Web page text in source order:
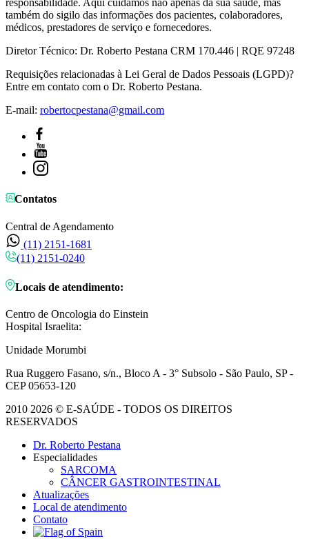
responsabilidade. Aqui cuidamos não apenas da sua saúde, mas
também do sigilo das informações dos pacientes, colaboradores,
médicos, prestadores de serviço e fornecedores.
Diretor Técnico: Dr. Roberto Pestana CRM 170.446 | RQE 97248
Requisições relacionadas à Lei Geral de Dados Pessoais (LGPD)?
Entre em contato com o Dr. Roberto Pestana.
E-mail: robertocpestana@gmail.com
Contatos
Central de Agendamento
(11) 2151-1681
(11) 2151-0240
Locais de atendimento:
Centro de Oncologia do Einstein
Hospital Israelita:
Unidade Morumbi
Rua Ruggero Fasano, s/n., Bloco A - 3° Subsolo - São Paulo, SP -
CEP 05653-120
2010 2026 © E-SAÚDE - TODOS OS DIREITOS
RESERVADOS
Dr. Roberto Pestana
Especialidades
SARCOMA
CÂNCER GASTROINTESTINAL
Atualizações
Local de atendimento
Contato